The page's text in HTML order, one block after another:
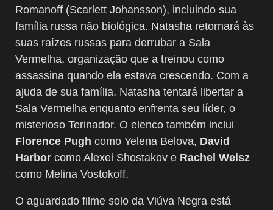
Romanoff (Scarlett Johansson), incluindo sua
família russa não biológica. Natasha retornará às
suas raízes russas para derrubar a Sala
Vermelha, organização que a treinou como
assassina quando ela estava crescendo. Com a
ajuda de sua família, Natasha tentará libertar a
Sala Vermelha enquanto enfrenta seu líder, o
misterioso Terinador. O elenco também inclui
Florence Pugh como Yelena Belova, David
Harbor como Alexei Shostakov e Rachel Weisz
como Melina Vostokoff.
O aguardado filme solo da Viúva Negra está